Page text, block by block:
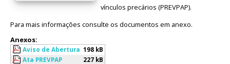
vínculos precários (PREVPAP).
Para mais informações consulte os documentos em anexo.
Anexos:
Aviso de Abertura 198 kB
Ata PREVPAP
227 kB